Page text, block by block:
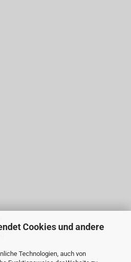
Cookies und andere
Technologien, auch von